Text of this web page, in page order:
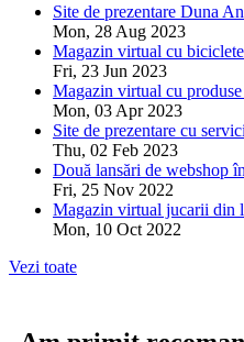
Site de prezentare Duna
Mon, 28 Aug 2023
Magazin virtual cu biciclete
Fri, 23 Jun 2023
Magazin virtual cu
Mon, 03 Apr 2023
Site de prezentare cu
Thu, 02 Feb 2023
Două lansări de webshop
Fri, 25 Nov 2022
Magazin virtual jucarii din
Mon, 10 Oct 2022
Vezi toate